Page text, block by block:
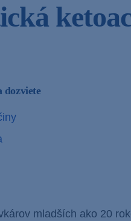
dozviete
mladších ako 20